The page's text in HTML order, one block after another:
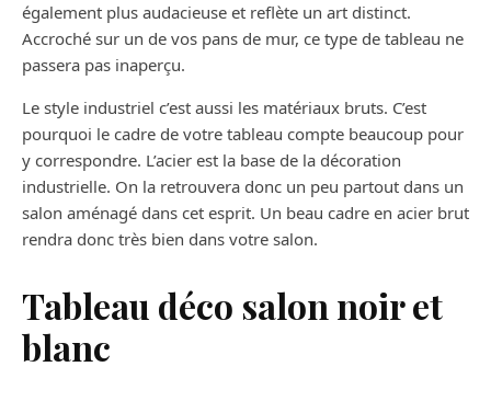
également plus audacieuse et reflète un art distinct.
Accroché sur un de vos pans de mur, ce type de tableau ne
passera pas inaperçu.
Le style industriel c’est aussi les matériaux bruts. C’est
pourquoi le cadre de votre tableau compte beaucoup pour
y correspondre. L’acier est la base de la décoration
industrielle. On la retrouvera donc un peu partout dans un
salon aménagé dans cet esprit. Un beau cadre en acier brut
rendra donc très bien dans votre salon.
Tableau déco salon noir et
blanc